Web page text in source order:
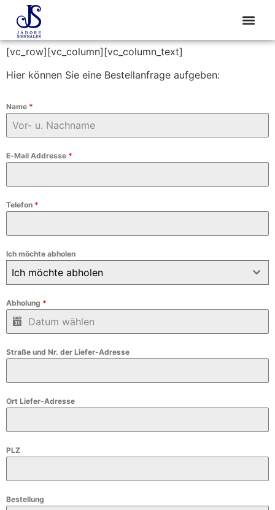
Bestellanfrage
[vc_row][vc_column][vc_column_text]
Hier können Sie eine Bestellanfrage aufgeben:
Name *
E-Mail Addresse *
Telefon *
Ich möchte abholen
Ich möchte abholen
Abholung *
Straße und Nr. der Liefer-Adresse
Ort Liefer-Adresse
PLZ
Bestellung